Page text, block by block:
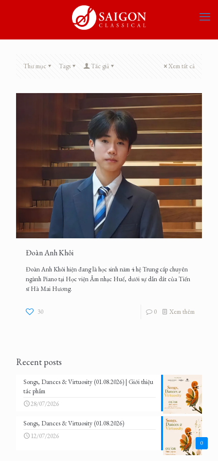
Thư mục Tags Tác giả Xem tất cả
Đoàn Anh Khôi
Đoàn Anh Khôi hiện đang là học sinh năm 4 hệ Trung cấp chuyên
ngành Piano tại Học viện Âm nhạc Huế, dưới sự dẫn dắt của Tiến
sĩ Hà Mai Hương.
30 0 Xem thêm
Recent posts
Songs, Dances & Virtuosity (01.08.2026) | Giới thiệu
tác phẩm
28/07/2026
0
Songs, Dances & Virtuosity (01.08.2026)
12/07/2026